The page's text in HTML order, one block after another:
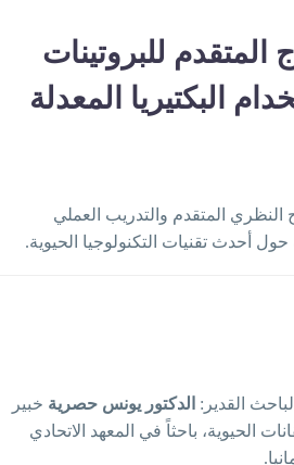
المتقدم للبروتينات
البكتيريا المعدلة
المتقدم والتدريب العملي
أحدث تقنيات التكنولوجيا الحيوية.
القدير: الدكتور يونس حصريةخبير
الحيوية، باحثاً في المعهد الاتحادي